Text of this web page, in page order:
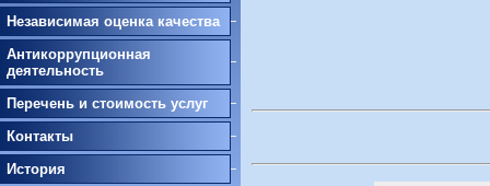
Независимая оценка качества
Антикоррупционная
деятельность
Перечень и стоимость услуг
Контакты
История